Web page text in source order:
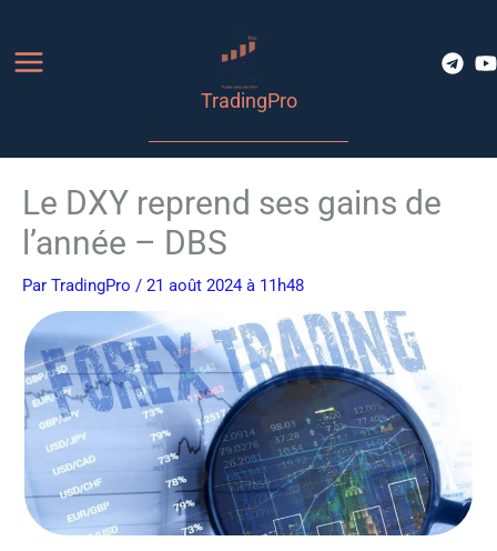
contenu
TradingPro
Le DXY reprend ses gains de
l’année – DBS
Par TradingPro / 21 août 2024 à 11h48